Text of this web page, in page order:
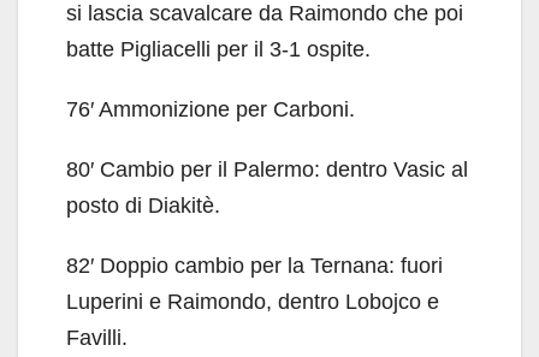
si lascia scavalcare da Raimondo che poi
batte Pigliacelli per il 3-1 ospite.
76′ Ammonizione per Carboni.
80′ Cambio per il Palermo: dentro Vasic al
posto di Diakitè.
82′ Doppio cambio per la Ternana: fuori
Luperini e Raimondo, dentro Lobojco e
Favilli.